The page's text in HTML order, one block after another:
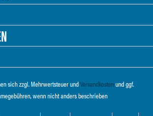
sich zzgl. Mehrwertsteuer undVersandkostenund ggf.
wenn nicht anders beschrieben